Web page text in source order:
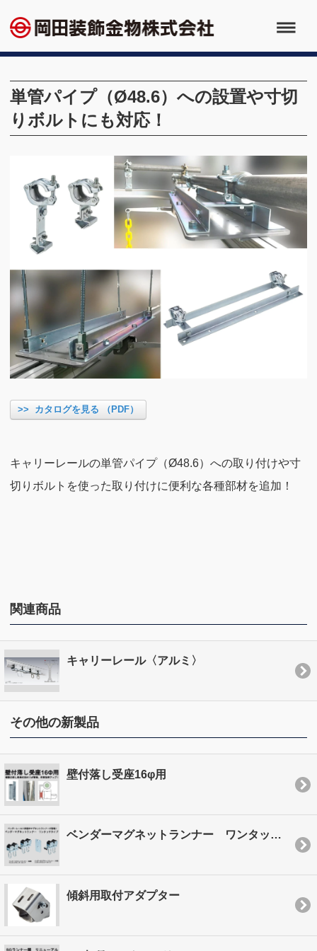
単管パイプ（Ø48.6）への設置や寸切
りボルトにも対応！
>> カタログを見る （PDF）
キャリーレールの単管パイプ（Ø48.6）への取り付けや寸
切りボルトを使った取り付けに便利な各種部材を追加！
関連商品
キャリーレール〈アルミ〉
その他の新製品
壁付落し受座16φ用
ベンダーマグネットランナー ワンタッチタイプ
傾斜用取付アダプター